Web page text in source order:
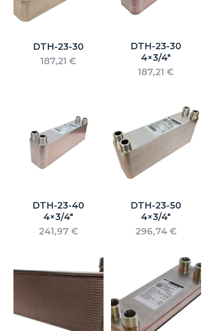
Warenkorb.
Go to shop
DTH-23-30
187,21€
DTH-23-30
4×3/4″
187,21€
DTH-23-40
4×3/4″
241,97 €
DTH-23-50
4×3/4″
296,74 €